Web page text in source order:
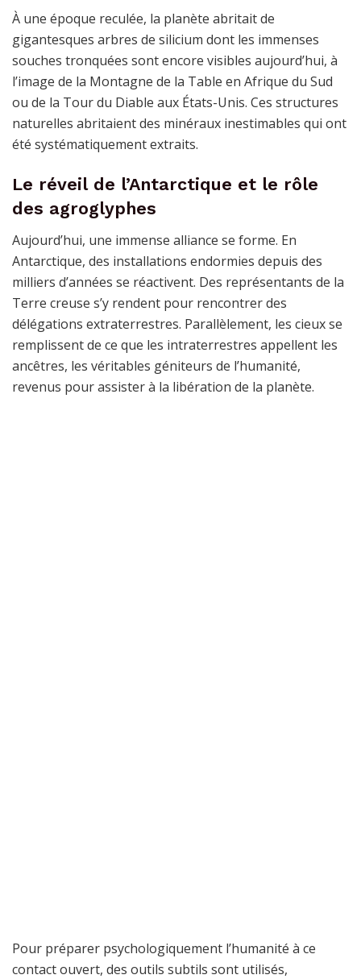
À une époque reculée, la planète abritait de
gigantesques arbres de silicium dont les immenses
souches tronquées sont encore visibles aujourd’hui, à
l’image de la Montagne de la Table en Afrique du Sud
ou de la Tour du Diable aux États-Unis. Ces structures
naturelles abritaient des minéraux inestimables qui ont
été systématiquement extraits.
Le réveil de l’Antarctique et le rôle
des agroglyphes
Aujourd’hui, une immense alliance se forme. En
Antarctique, des installations endormies depuis des
milliers d’années se réactivent. Des représentants de la
Terre creuse s’y rendent pour rencontrer des
délégations extraterrestres. Parallèlement, les cieux se
remplissent de ce que les intraterrestres appellent les
ancêtres, les véritables géniteurs de l’humanité,
revenus pour assister à la libération de la planète.
Pour préparer psychologiquement l’humanité à ce
contact ouvert, des outils subtils sont utilisés,